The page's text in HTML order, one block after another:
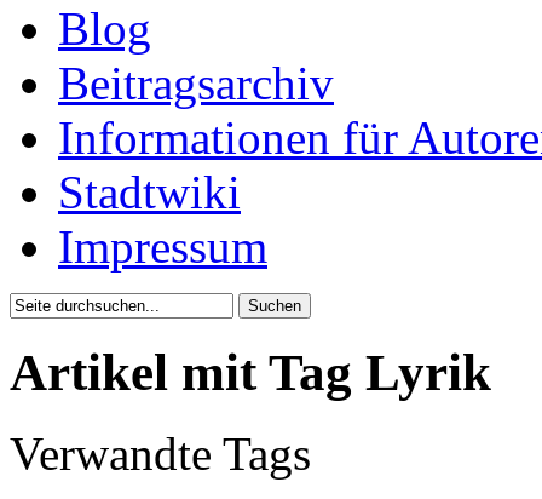
Blog
Beitragsarchiv
Informationen für
Stadtwiki
Impressum
Artikel mit Tag Lyrik
Verwandte Tags